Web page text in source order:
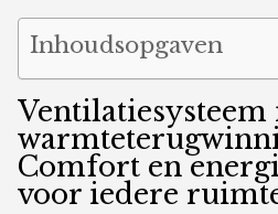
Inhoudsopgaven
Ventilatiesysteem
Comfort en
voor iedere